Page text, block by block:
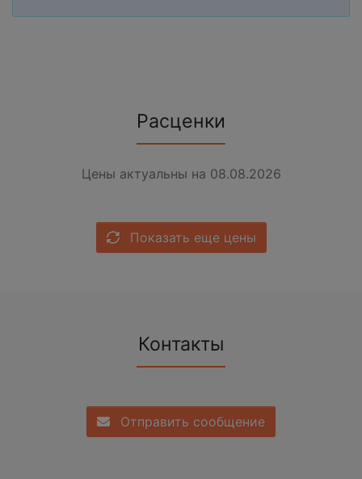
Расценки
Цены актуальны на 08.08.2026
Показать еще цены
Контакты
Отправить сообщение